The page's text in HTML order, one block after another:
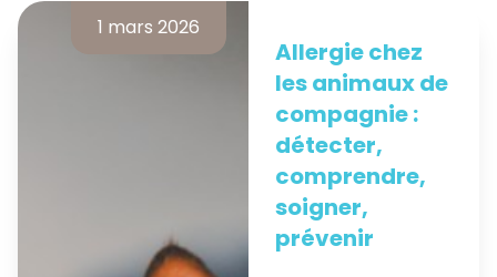
1 mars 2026
Allergie chez
les animaux de
compagnie :
détecter,
comprendre,
soigner,
prévenir